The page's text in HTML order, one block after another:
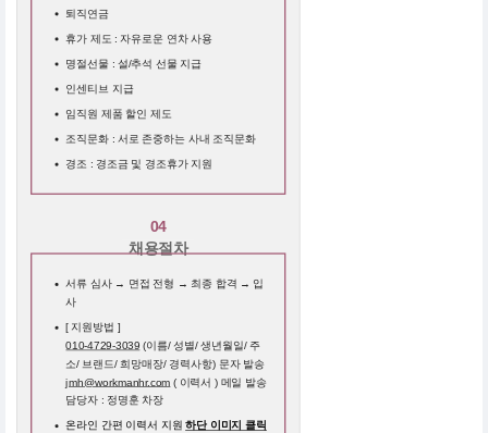
퇴직연금
휴가 제도 : 자유로운 연차 사용
명절선물 : 설/추석 선물 지급
인센티브 지급
임직원 제품 할인 제도
조직문화 : 서로 존중하는 사내 조직문화
경조 : 경조금 및 경조휴가 지원
04
채용절차
서류 심사 → 면접 전형 → 최종 합격 → 입
사
[ 지원방법 ]
010-4729-3039 (이름/ 성별/ 생년월일/ 주
소/ 브랜드/ 희망매장/ 경력사항) 문자 발송
jmh@workmanhr.com ( 이력서 ) 메일 발송
담당자 : 정명훈 차장
온라인 간편 이력서 지원하단 이미지 클릭